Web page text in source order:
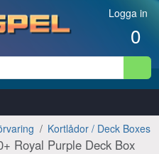
Logga in
0
Kortlådor / Deck Boxes
Royal Purple Deck Box